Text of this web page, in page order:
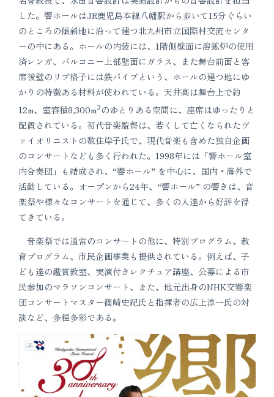
した。響ホールはJR鹿児島本線八幡駅から歩いて15分ぐらい
のところの傾斜地に沿って建つ北九州市立国際村交流センタ
ーの中にある。ホールの内装には、1階側壁面に溶鉱炉の使用
済レンガ、バルコニー上部壁面にガラス、また舞台前面と客
席後壁のリブ格子には鉄パイプという、ホールの建つ地にゆ
かりの特徴ある材料が使われている。天井高は舞台上で約
12m、室容積8,300m3のゆとりある空間に、座席はゆったりと
配置されている。初代音楽監督は、若くして亡くなられたヴ
ァイオリニストの数住岸子氏で、現代音楽も含めた独自企画
のコンサートなども多く行われた。1998年には「響ホール室
内合奏団」も結成され、“響ホール” を中心に、国内・海外で
活動している。オープンから24年、“響ホール” の響きは、音
楽祭や様々なコンサートを通じて、多くの人達から好評を得
てきている。
音楽祭では通常のコンサートの他に、特別プログラム、教
育プログラム、市民企画事業も提供されている。例えば、子
ども達の鑑賞教室、実演付きレクチュア講座、公募による市
民参加のマラソンコンサート、また、地元出身のNHK交響楽
団コンサートマスター篠崎史紀氏と指揮者の広上淳一氏の対
談など、多種多彩である。